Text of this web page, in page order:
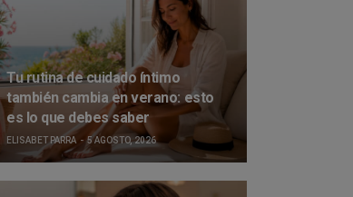
Tu rutina de cuidado íntimo
también cambia en verano: esto
es lo que debes saber
ELISABET PARRA 5 AGOSTO, 2026